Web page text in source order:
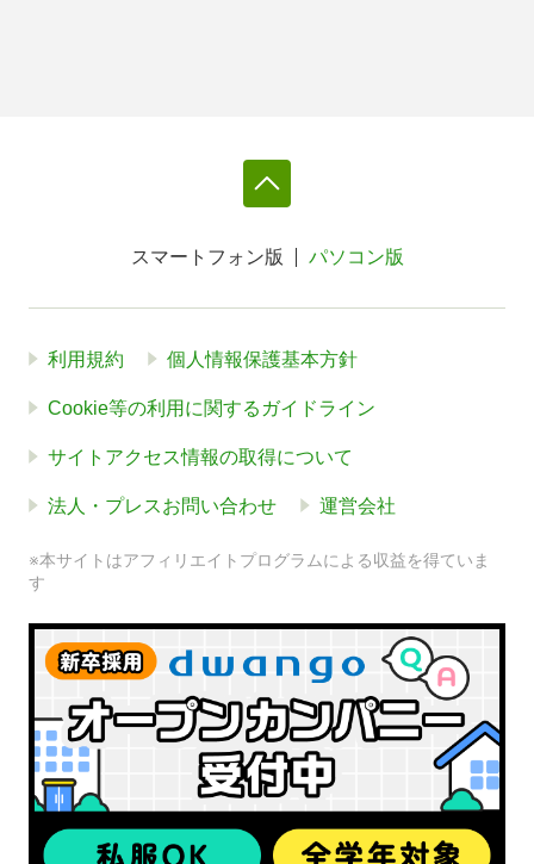
スマートフォン版 パソコン版
利用規約 個人情報保護基本方針
Cookie等の利用に関するガイドライン
サイトアクセス情報の取得について
法人・プレスお問い合わせ 運営会社
※本サイトはアフィリエイトプログラムによる収益を得ていま
す